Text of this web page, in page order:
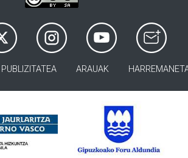
PUBLIZITATEA ARAUAK